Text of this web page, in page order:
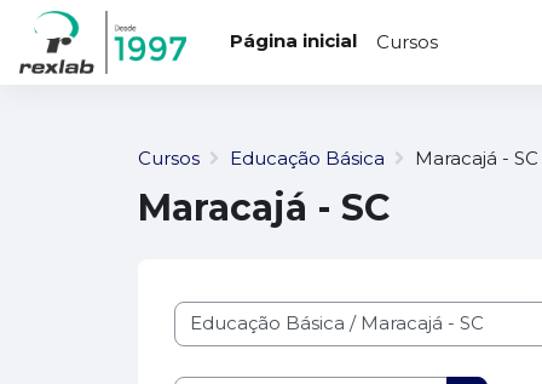
Ir para o conteúdo principalPágina inicial Cursos
Cursos Educação Básica Maracajá - SC
Maracajá - SC
Categorias de Cursos